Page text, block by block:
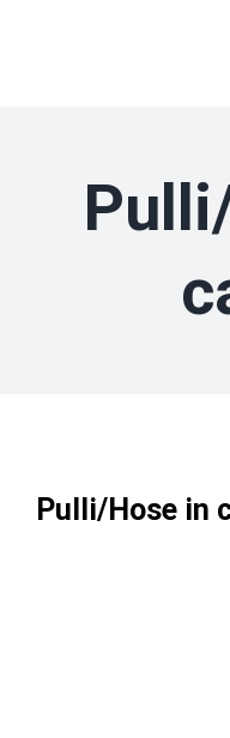
Pulli/Hose in